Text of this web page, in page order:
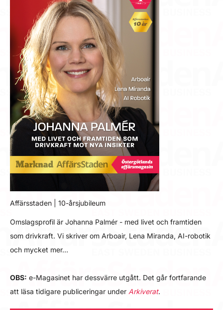
Affärsstaden | 10-årsjubileum
Omslagsprofil är Johanna Palmér - med livet och framtiden
som drivkraft. Vi skriver om Arboair, Lena Miranda, AI-robotik
och mycket mer…
OBS: e-Magasinet har dessvärre utgått. Det går fortfarande
att läsa tidigare publiceringar under Arkiverat.